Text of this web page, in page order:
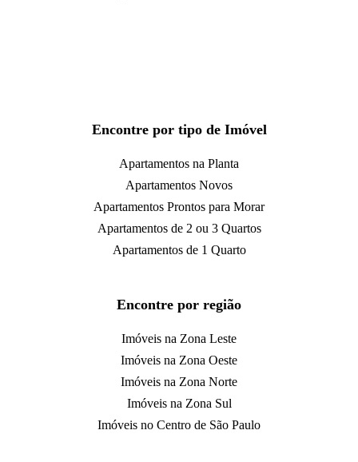
Encontre por tipo de Imóvel
Apartamentos na Planta
Apartamentos Novos
Apartamentos Prontos para Morar
Apartamentos de 2 ou 3 Quartos
Apartamentos de 1 Quarto
Encontre por região
Imóveis na Zona Leste
Imóveis na Zona Oeste
Imóveis na Zona Norte
Imóveis na Zona Sul
Imóveis no Centro de São Paulo